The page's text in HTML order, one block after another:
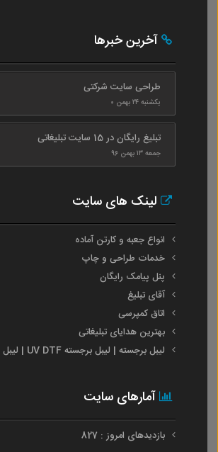
آخرین خبرها
طراحی سایت شرکتی
یکشنبه ۲۴ بهمن ۰
تبلیغ رایگان در 15 سایت تبلیغاتی
جمعه ۱۳ بهمن ۹۶
لینک های سایت
انواع جعبه و کارتن آماده
خدمات طراحی و چاپ
پنل پیامک رایگان
آقای تبلیغ
اتاق کمپرسی
بهترین هدایای تبلیغاتی
لیبل برجسته | لیبل برجسته UV DTF | لیبل UV DTF
آمارهای سایت
بازدیدهای امروز : 827